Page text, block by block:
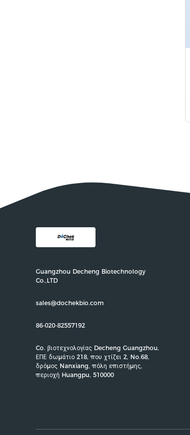
Guangzhou Decheng Biotechnology
Co.,LTD
sales@dochekbio.com
86-020-82557192
Co. βιοτεχνολογίας Decheng Guangzhou,
ΕΠΕ δωμάτιο 218, που χτίζει 2, No.68,
δρόμος Nanxiang, πόλη επιστήμης,
περιοχή Huangpu, 510000